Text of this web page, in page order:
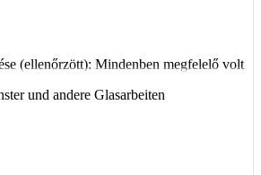
(ellenőrzött): Mindenben megfelelő volt
und andere Glasarbeiten